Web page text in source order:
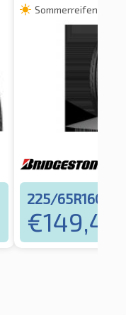
Sommerreifen
225/65R16C
€149,44